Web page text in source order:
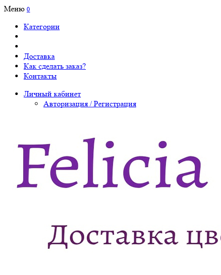
Меню 0
Категории
Доставка
Как сделать заказ?
Контакты
Личный кабинет
Авторизация / Регистрация